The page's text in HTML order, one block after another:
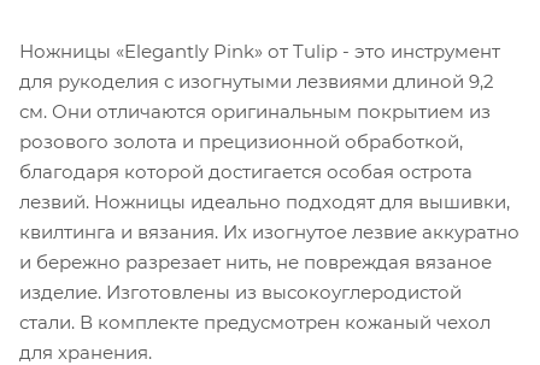
Ножницы «Elegantly Pink» от Tulip - это инструмент
для рукоделия с изогнутыми лезвиями длиной 9,2
см. Они отличаются оригинальным покрытием из
розового золота и прецизионной обработкой,
благодаря которой достигается особая острота
лезвий. Ножницы идеально подходят для вышивки,
квилтинга и вязания. Их изогнутое лезвие аккуратно
и бережно разрезает нить, не повреждая вязаное
изделие. Изготовлены из высокоуглеродистой
стали. В комплекте предусмотрен кожаный чехол
для хранения.